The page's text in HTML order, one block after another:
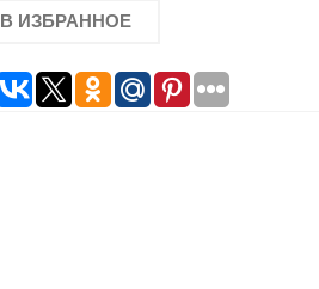
В ИЗБРАННОЕ